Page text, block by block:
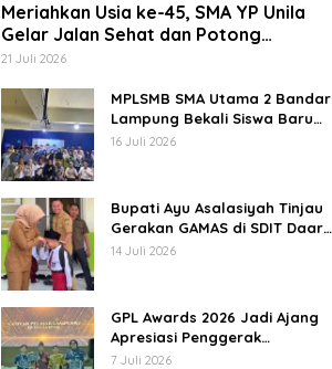
Meriahkan Usia ke-45, SMA YP Unila
Gelar Jalan Sehat dan Potong
Tumpeng
21 Juli 2026
MPLSMB SMA Utama 2 Bandar
Lampung Bekali Siswa Baru
Literasi Digital, Jurnalistik,
16 Juli 2026
Bupati Ayu Asalasiyah Tinjau
Gerakan GAMAS di SDIT Daar
‘Ilmi
14 Juli 2026
GPL Awards 2026 Jadi Ajang
Apresiasi Penggerak
Pendidikan Muda Lampung
7 Juli 2026